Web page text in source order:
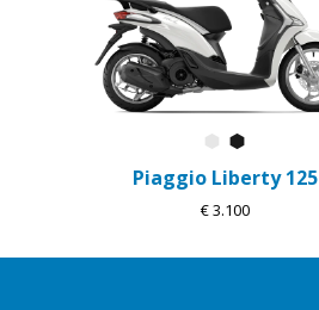
Weiß Luna
Piaggio Liberty 125
€ 3.100